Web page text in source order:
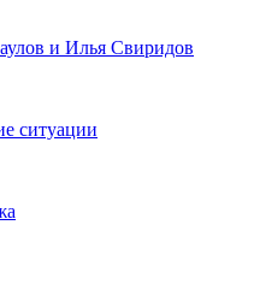
и Илья Свиридов
ситуации